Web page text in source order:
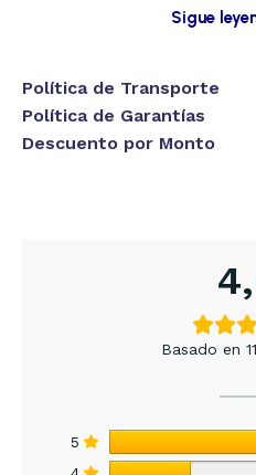
Sigue
Política de Transporte
Política de Garantías
Descuento por Monto
Basado en
5